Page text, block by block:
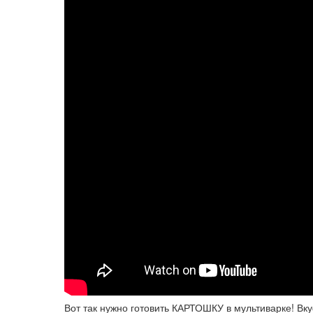
Вот так нужно готовить КАРТОШКУ в мультиварке!